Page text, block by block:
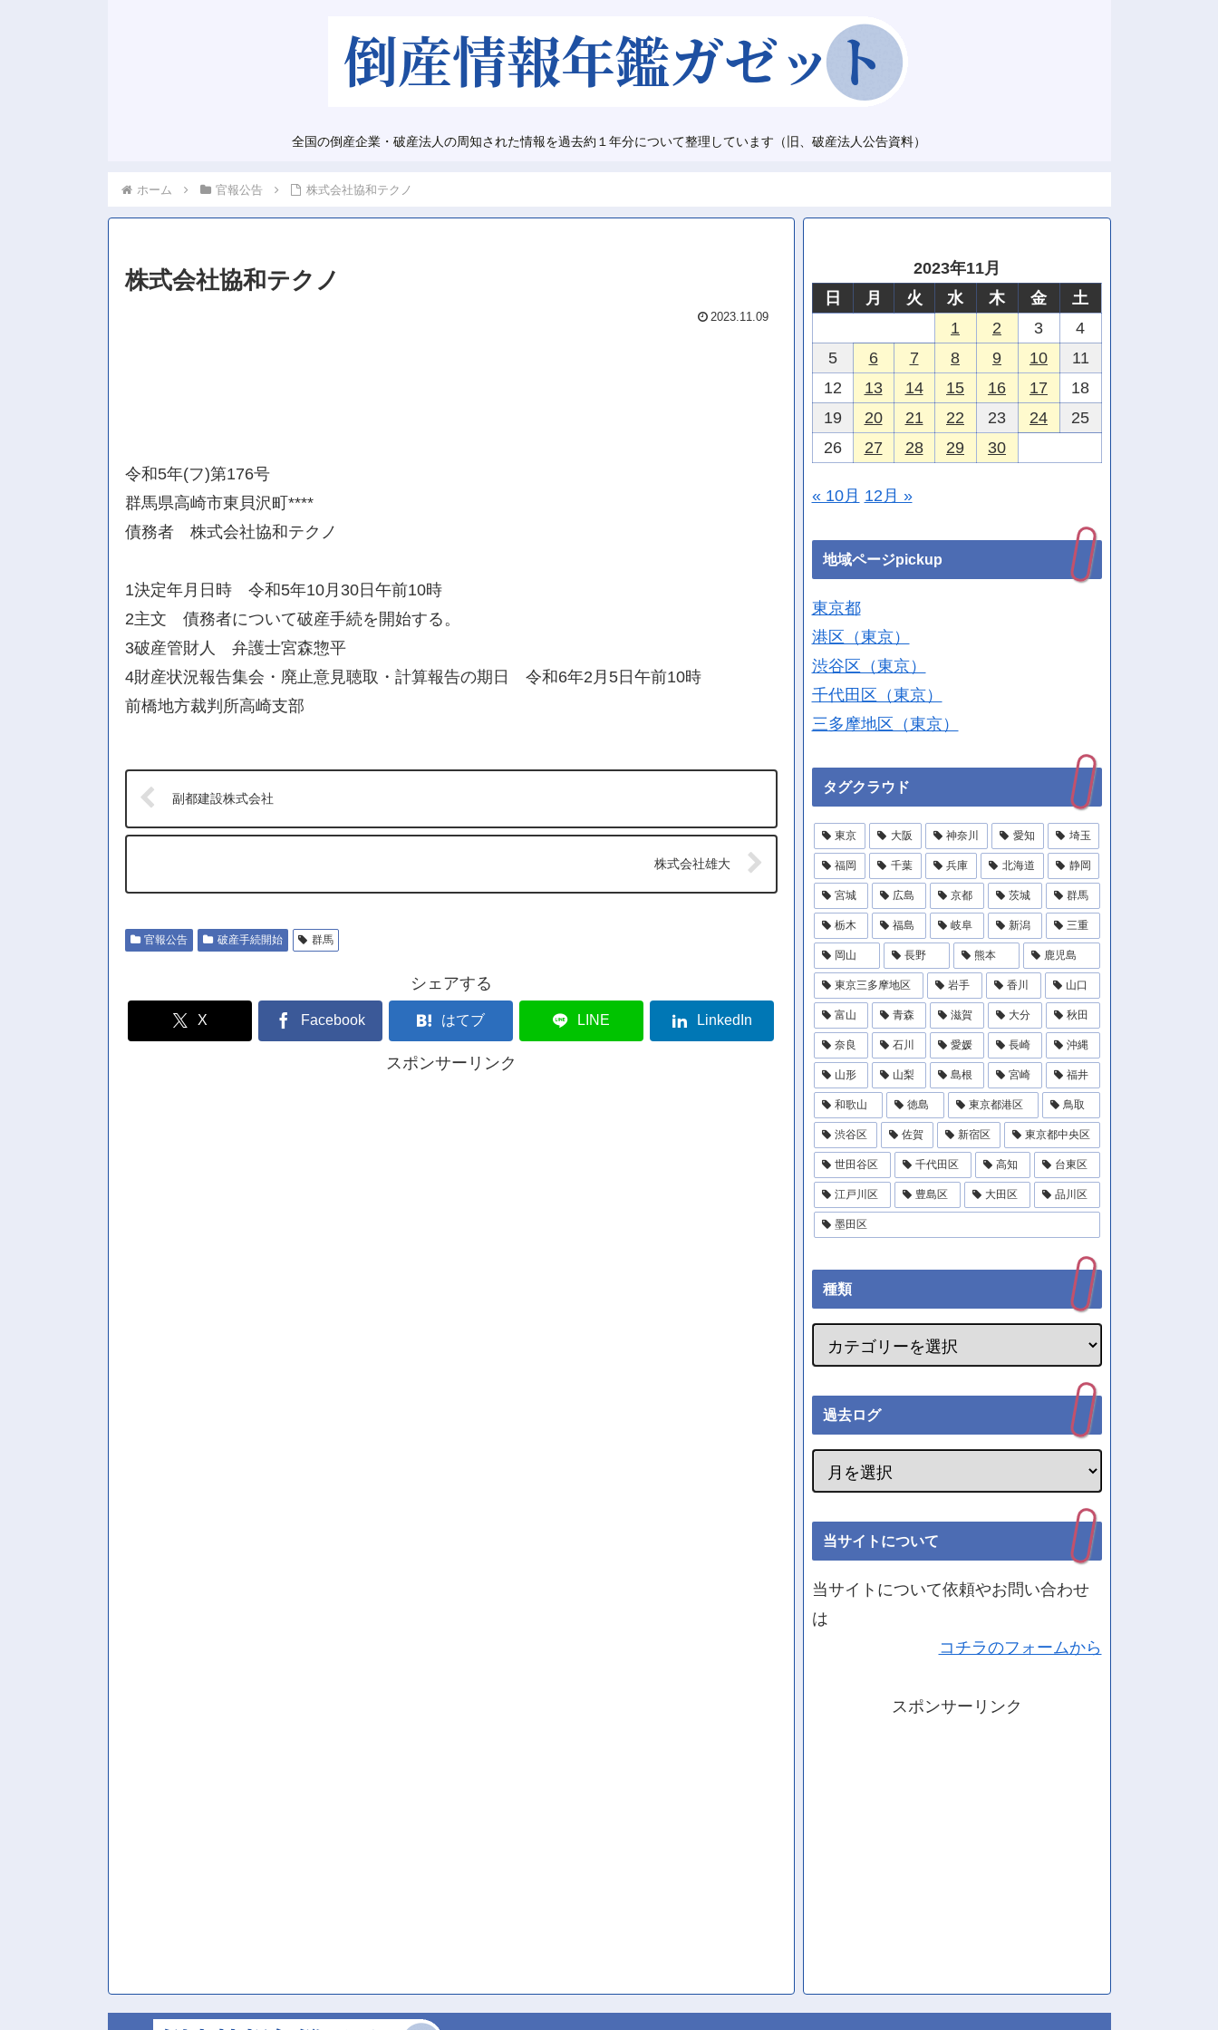
全国の倒産企業・破産法人の周知された情報を過去約１年分について整理しています（旧、破産法人公告資料）
ホーム 官報公告 株式会社協和テクノ
株式会社協和テクノ
2023.11.09
令和5年(フ)第176号
群馬県高崎市東貝沢町****
債務者 株式会社協和テクノ
1決定年月日時 令和5年10月30日午前10時
2主文 債務者について破産手続を開始する。
3破産管財人 弁護士宮森惣平
4財産状況報告集会・廃止意見聴取・計算報告の期日 令和6年2月5日午前10時
前橋地方裁判所高崎支部
副都建設株式会社
株式会社雄大
官報公告 破産手続開始 群馬
シェアする
X Facebook はてブ LINE LinkedIn
スポンサーリンク
2023年11月
日
月 火 水 木 金
土
1
2 3
4
5
6 7 8 9 10
11
12
13 14 15 16 17
18
19
20 21 22 23 24
25
26
27 28 29 30
« 10月 12月 »
地域ページpickup
東京都
港区（東京）
渋谷区（東京）
千代田区（東京）
三多摩地区（東京）
タグクラウド
東京 大阪 神奈川 愛知 埼玉
福岡 千葉 兵庫 北海道 静岡
宮城 広島 京都 茨城 群馬
栃木 福島 岐阜 新潟 三重
岡山 長野 熊本 鹿児島
東京三多摩地区 岩手 香川 山口
富山 青森 滋賀 大分 秋田
奈良 石川 愛媛 長崎 沖縄
山形 山梨 島根 宮崎 福井
和歌山 徳島 東京都港区 鳥取
渋谷区 佐賀 新宿区 東京都中央区
世田谷区 千代田区 高知 台東区
江戸川区 豊島区 大田区 品川区
墨田区
種類
過去ログ
当サイトについて
当サイトについて依頼やお問い合わせ
は
コチラのフォームから
スポンサーリンク